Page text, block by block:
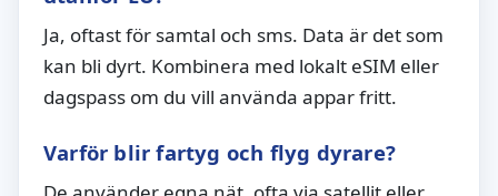
Ja, oftast för samtal och sms. Data är det som
kan bli dyrt. Kombinera med lokalt eSIM eller
dagspass om du vill använda appar fritt.
Varför blir fartyg och flyg dyrare?